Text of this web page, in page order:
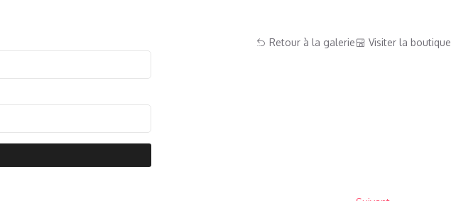
Retour à la galerie Visiter la boutique